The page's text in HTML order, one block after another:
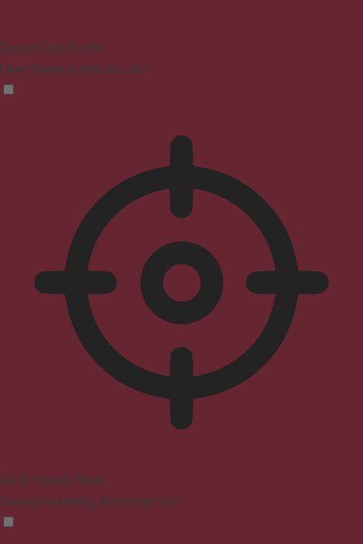
Seizure Safe Profile
Clear flashes & reduces color
ADHD Friendly Mode
Focused browsing, distraction-free